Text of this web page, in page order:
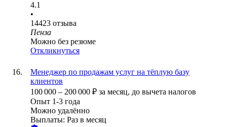
4.1
•
14423 отзыва
Пенза
Можно без резюме
Откликнуться
Менеджер по продажам услуг на тёплую базу
клиентов
100 000 – 200 000 ₽ за месяц, до вычета налогов
Опыт 1-3 года
Можно удалённо
Выплаты: Раз в месяц